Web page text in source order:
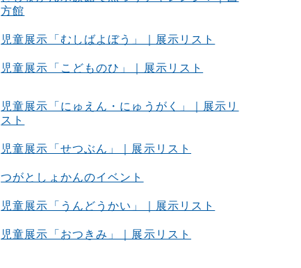
方館
児童展示「むしばよぼう」｜展示リスト
児童展示「こどものひ」｜展示リスト
児童展示「にゅえん・にゅうがく」｜展示リ
スト
児童展示「せつぶん」｜展示リスト
つがとしょかんのイベント
児童展示「うんどうかい」｜展示リスト
児童展示「おつきみ」｜展示リスト